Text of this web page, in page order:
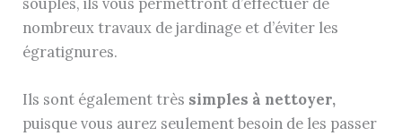
nombreux travaux de jardinage et d’éviter les
égratignures.
Ils sont également très simples à nettoyer,
puisque vous aurez seulement besoin de les passer